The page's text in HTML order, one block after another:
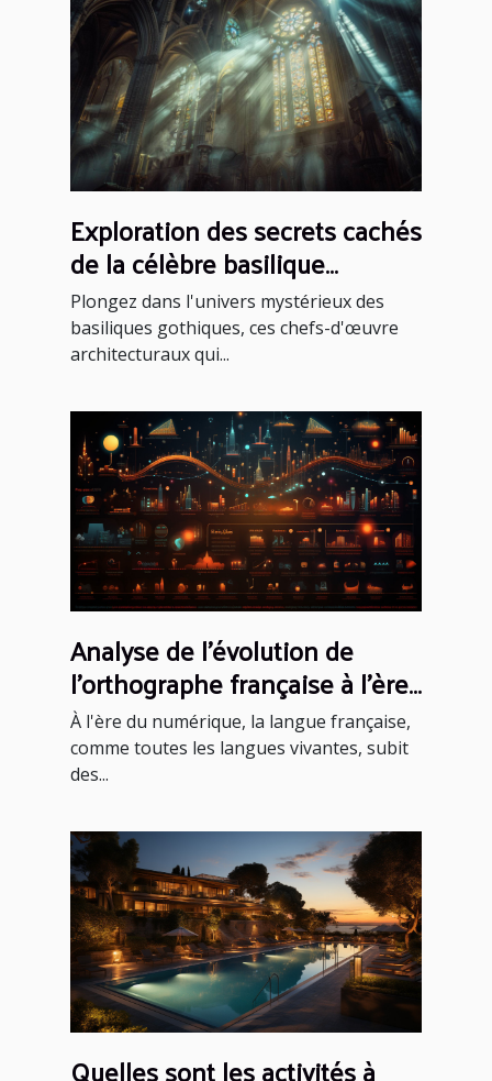
Exploration des secrets cachés
de la célèbre basilique
gothique
Plongez dans l'univers mystérieux des
basiliques gothiques, ces chefs-d'œuvre
architecturaux qui...
Analyse de l'évolution de
l'orthographe française à l'ère
du numérique
À l'ère du numérique, la langue française,
comme toutes les langues vivantes, subit
des...
Quelles sont les activités à